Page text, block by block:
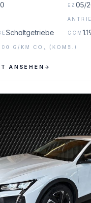
EZ 05/
Schaltgetriebe CCM
G/KM CO₂ (KOMB.)
ANSEHEN →